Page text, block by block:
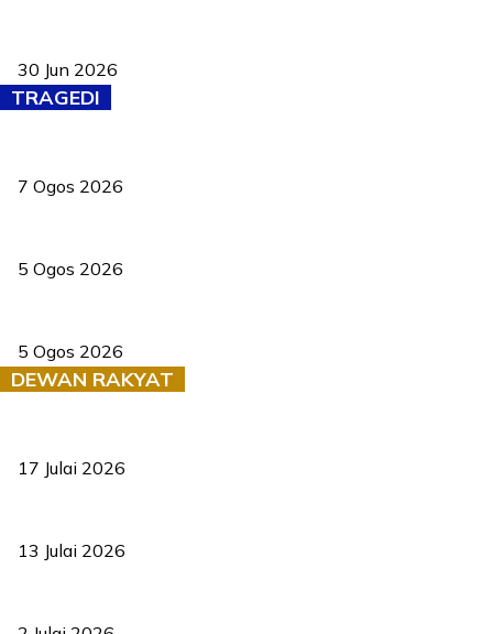
30 Jun 2026
TRAGEDI
7 Ogos 2026
5 Ogos 2026
5 Ogos 2026
DEWAN RAKYAT
17 Julai 2026
13 Julai 2026